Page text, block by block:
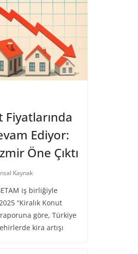
Fiyatlarında
Ediyor:
Öne Çıktı
Kaynak
iş birliğiyle
“Kiralık Konut
göre, Türkiye
kira artışı